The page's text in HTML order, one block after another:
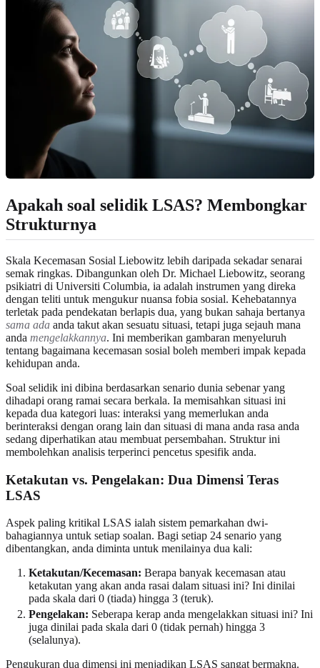
Apakah soal selidik LSAS? Membongkar
Strukturnya
Skala Kecemasan Sosial Liebowitz lebih daripada sekadar senarai
semak ringkas. Dibangunkan oleh Dr. Michael Liebowitz, seorang
psikiatri di Universiti Columbia, ia adalah instrumen yang direka
dengan teliti untuk mengukur nuansa fobia sosial. Kehebatannya
terletak pada pendekatan berlapis dua, yang bukan sahaja bertanya
sama ada anda takut akan sesuatu situasi, tetapi juga sejauh mana
anda mengelakkannya. Ini memberikan gambaran menyeluruh
tentang bagaimana kecemasan sosial boleh memberi impak kepada
kehidupan anda.
Soal selidik ini dibina berdasarkan senario dunia sebenar yang
dihadapi orang ramai secara berkala. Ia memisahkan situasi ini
kepada dua kategori luas: interaksi yang memerlukan anda
berinteraksi dengan orang lain dan situasi di mana anda rasa anda
sedang diperhatikan atau membuat persembahan. Struktur ini
membolehkan analisis terperinci pencetus spesifik anda.
Ketakutan vs. Pengelakan: Dua Dimensi Teras
LSAS
Aspek paling kritikal LSAS ialah sistem pemarkahan dwi-
bahagiannya untuk setiap soalan. Bagi setiap 24 senario yang
dibentangkan, anda diminta untuk menilainya dua kali:
Ketakutan/Kecemasan: Berapa banyak kecemasan atau
ketakutan yang akan anda rasai dalam situasi ini? Ini dinilai
pada skala dari 0 (tiada) hingga 3 (teruk).
Pengelakan: Seberapa kerap anda mengelakkan situasi ini? Ini
juga dinilai pada skala dari 0 (tidak pernah) hingga 3
(selalunya).
Pengukuran dua dimensi ini menjadikan LSAS sangat bermakna.